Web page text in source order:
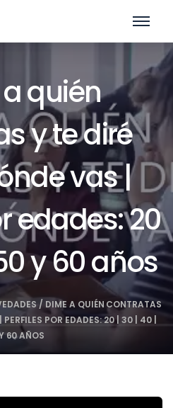
/ DIME A QUIÉN CONTRATAS
POR EDADES: 20 | 30 | 40 |
60 AÑOS
quién
y te diré
vas |
edades: 20
y 60 años